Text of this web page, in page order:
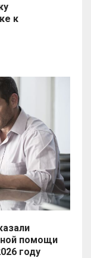
к
помощи
году